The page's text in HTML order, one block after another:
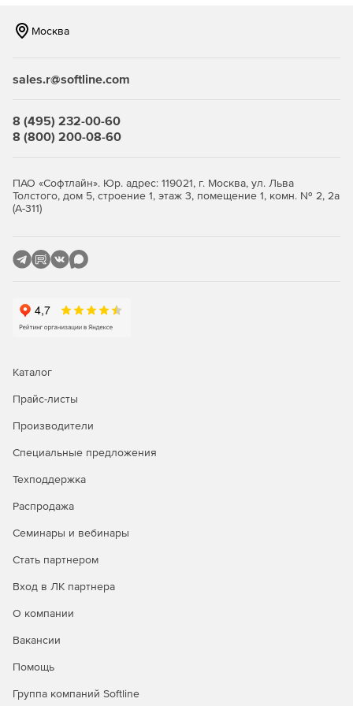
Службы Off-Site Data Protection с автоматическими
Простой язык командной строки CLI.
и работают в кластерных конфигурациях с критичными
приложениями в среде VMware, Hyper-V, XEN.
Москва
sales.r@softline.com
8 (495) 232-00-60
8 (800) 200-08-60
ПАО «Софтлайн». Юр. адрес: 119021, г. Москва, ул. Льва
Толстого, дом 5, строение 1, этаж 3, помещение 1, комн. № 2, 2а
(А-311)
Каталог
Прайс-листы
Производители
Специальные предложения
Техподдержка
Распродажа
Семинары и вебинары
Стать партнером
Вход в ЛК партнера
О компании
Вакансии
Помощь
Группа компаний Softline